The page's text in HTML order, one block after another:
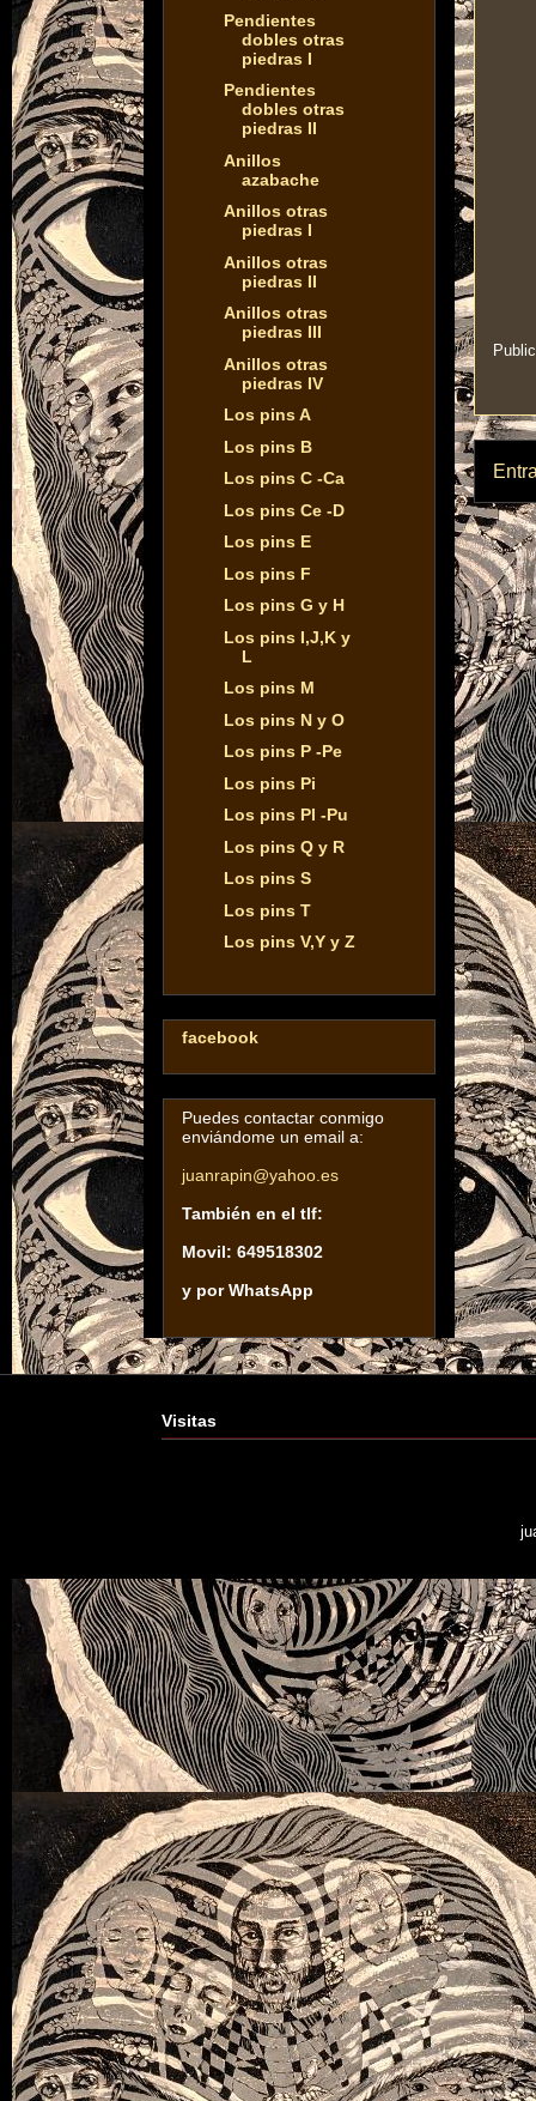
Pendientes
dobles otras
piedras I
Pendientes
dobles otras
piedras II
Anillos
azabache
Anillos otras
piedras I
Anillos otras
piedras II
Anillos otras
piedras III
Anillos otras
piedras IV
Los pins A
Los pins B
Los pins C -Ca
Los pins Ce -D
Los pins E
Los pins F
Los pins G y H
Los pins I,J,K y
L
Los pins M
Los pins N y O
Los pins P -Pe
Los pins Pi
Los pins Pl -Pu
Los pins Q y R
Los pins S
Los pins T
Los pins V,Y y Z
facebook
Puedes contactar conmigo
enviándome un email a:
juanrapin@yahoo.es
También en el tlf:
Movil: 649518302
y por WhatsApp
Visitas